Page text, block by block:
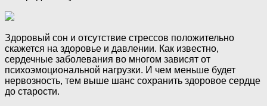
Здоровый сон и отсутствие стрессов положительно
скажется на здоровье и давлении. Как известно,
сердечные заболевания во многом зависят от
психоэмоциональной нагрузки. И чем меньше будет
нервозность, тем выше шанс сохранить здоровое сердце
до старости.